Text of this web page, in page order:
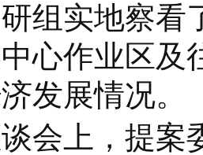
实地察看了
心作业区及
发展情况。
上，提案委